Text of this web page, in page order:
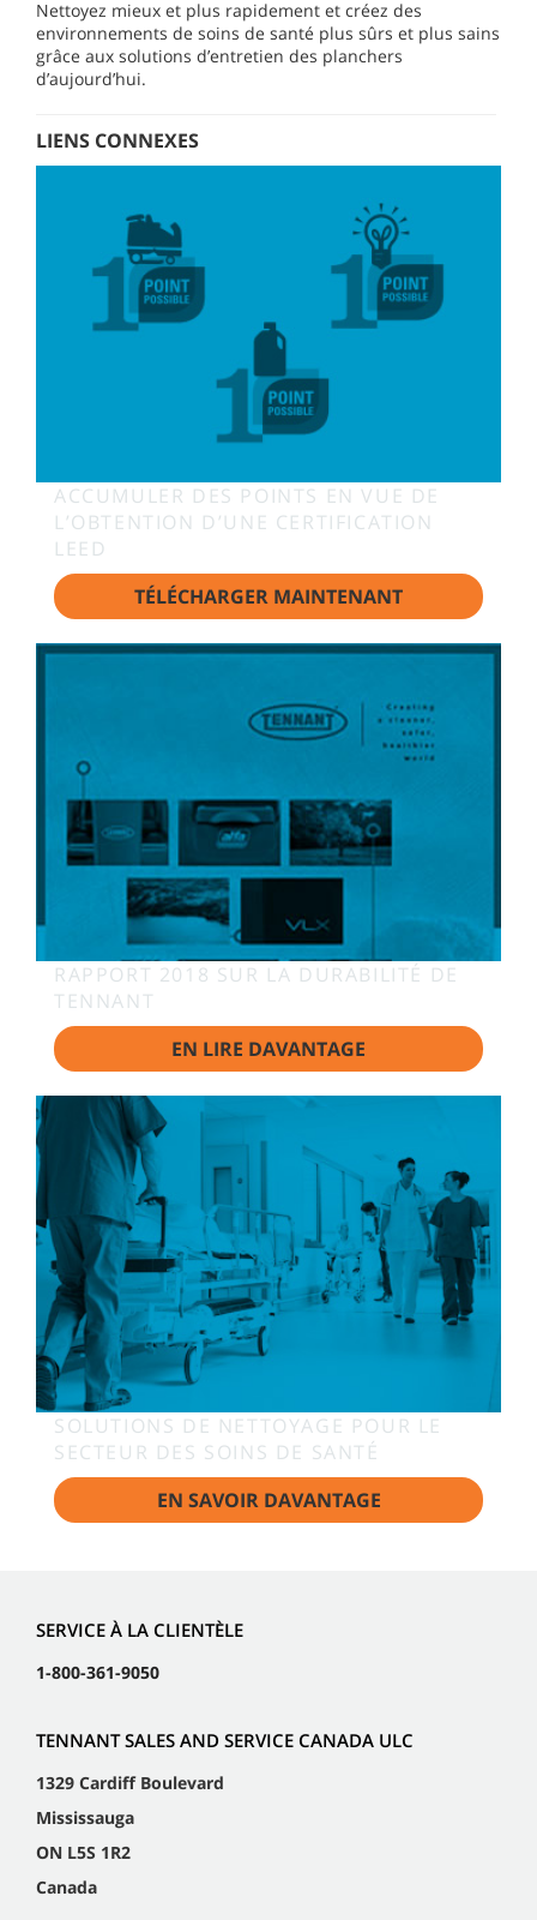
Nettoyez mieux et plus rapidement et créez des
environnements de soins de santé plus sûrs et plus sains
grâce aux solutions d’entretien des planchers
d’aujourd’hui.
LIENS CONNEXES
ACCUMULER DES POINTS EN VUE DE
L’OBTENTION D’UNE CERTIFICATION
LEED
TÉLÉCHARGER MAINTENANT
RAPPORT 2018 SUR LA DURABILITÉ DE
TENNANT
EN LIRE DAVANTAGE
SOLUTIONS DE NETTOYAGE POUR LE
SECTEUR DES SOINS DE SANTÉ
EN SAVOIR DAVANTAGE
SERVICE À LA CLIENTÈLE
1-800-361-9050
TENNANT SALES AND SERVICE CANADA ULC
1329 Cardiff Boulevard
Mississauga
ON L5S 1R2
Canada